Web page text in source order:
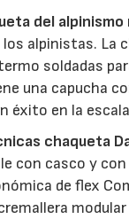
del alpinismo
alpinistas. La
soldadas
una capucha
éxito en la
chaqueta
con casco y
de flex